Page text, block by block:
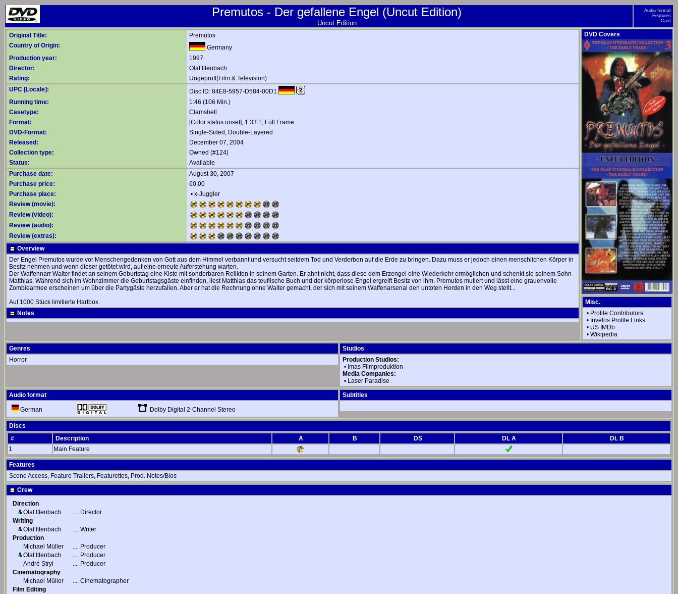
Premutos - Der gefallene Engel (Uncut Edition)
Uncut Edition
Audio format
Features
Cast
Original Title:
Premutos
Country of Origin:
Germany
Production year:
1997
Director:
Olaf Ittenbach
Rating:
Ungeprüft(Film & Television)
UPC [Locale]:
Disc ID: 84E8-5957-D584-00D1
Running time:
1:46 (106 Min.)
Casetype:
Clamshell
Format:
[Color status unset], 1.33:1, Full Frame
DVD-Format:
Single-Sided, Double-Layered
Released:
December 07, 2004
Collection type:
Owned (#124)
Status:
Available
Purchase date:
August 30, 2007
Purchase price:
€0,00
Purchase place:
• x-Juggler
Review (movie):
Review (video):
Review (audio):
Review (extras):
Overview
Der Engel Premutos wurde vor Menschengedenken von Gott aus dem Himmel verbannt und versucht seitdem Tod und Verderben auf die Erde zu bringen. Dazu muss er jedoch einen menschlichen Körper in
Besitz nehmen und wenn dieser getötet wird, auf eine erneute Auferstehung warten.
Der Waffennarr Walter findet an seinem Geburtstag eine Kiste mit sonderbaren Relikten in seinem Garten. Er ahnt nicht, dass diese dem Erzengel eine Wiederkehr ermöglichen und schenkt sie seinem Sohn
Matthias. Während sich im Wohnzimmer die Geburtstagsgäste einfinden, liest Matthias das teuflische Buch und der körperlose Engel ergreift Besitz von ihm. Premutos mutiert und lässt eine grauenvolle
Zombiearmee erscheinen um über die Partygäste herzufallen. Aber er hat die Rechnung ohne Walter gemacht, der sich mit seinem Waffenarsenal den untoten Horden in den Weg stellt...
Auf 1000 Stück limitierte Hartbox.
Notes
DVD Covers
Misc.
• Profile Contributors
• Invelos Profile Links
• US IMDb
• Wikipedia
Genres
Horror
Studios
Production Studios:
• Imas Filmproduktion
Media Companies:
• Laser Paradise
Audio format
German Dolby Digital 2-Channel Stereo
Subtitles
Discs
#
Description A B DS DL A
DL B
1
Main Feature
Features
Scene Access, Feature Trailers, Featurettes, Prod. Notes/Bios
Crew
Direction
Olaf Ittenbach
.... Director
Writing
Olaf Ittenbach
.... Writer
Production
Michael Müller
.... Producer
Olaf Ittenbach
.... Producer
André Stryi
.... Producer
Cinematography
Michael Müller
.... Cinematographer
Film Editing